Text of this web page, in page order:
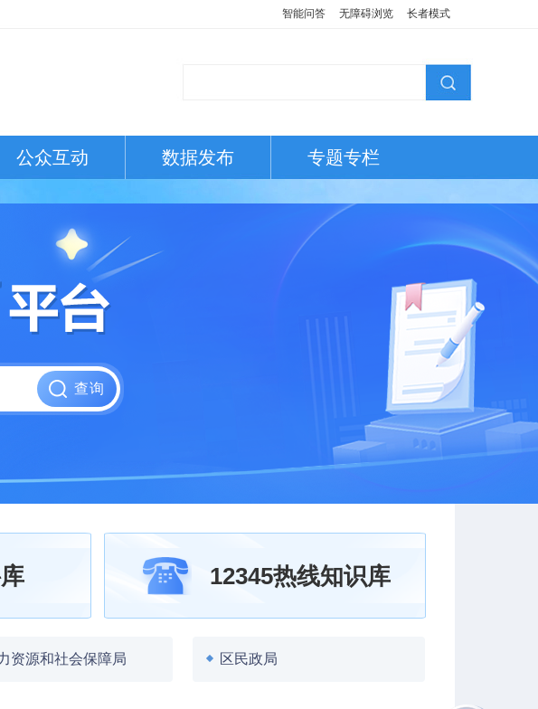
智能问答 无障碍浏览 长者模式
公众互动 数据发布 专题专栏
查询
12345热线知识库
资源和社会保障局 区民政局